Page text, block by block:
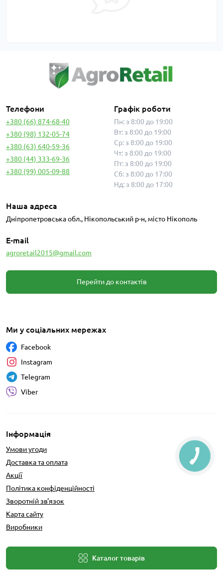
Телефони
+380 (66) 874-68-40
+380 (98) 132-05-74
+380 (63) 640-59-36
+380 (44) 333-69-36
+380 (99) 005-09-88
Графік роботи
Пн: з 8:00 до 19:00
Вт: з 8:00 до 19:00
Ср: з 8:00 до 19:00
Чт: з 8:00 до 19:00
Пт: з 8:00 до 19:00
Сб: з 8:00 до 17:00
Нд: з 8:00 до 17:00
Наша адреса
Дніпропетровська обл., Нікопольський р-н, місто Нікополь
E-mail
agroretail2015@gmail.com
Перейти до контактів
Інформація
Умови угоди
Доставка та оплата
Акції
Політика конфіденційності
Зворотній зв'язок
Карта сайту
Виробники
Каталог товарів
Ми у соціальних мережах
Facebook
Instagram
Telegram
Viber